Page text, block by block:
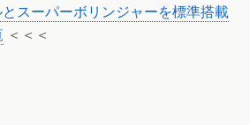
スーパーボリンジャーを標準搭載
＜＜＜